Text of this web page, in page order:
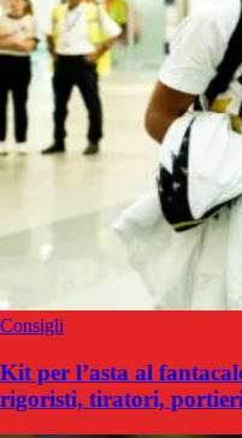
Consigli
Kit per l’asta al
rigoristi, tiratori,